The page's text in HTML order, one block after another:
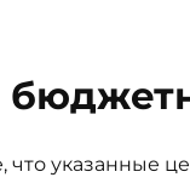
указанные